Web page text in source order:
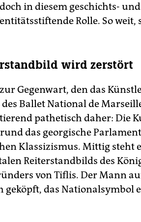
in diesem geschichts-
Rolle. So weit,
wird zerstört
Gegenwart, den das
des Ballet National de
pathetisch daher: Die
das georgische
Klassizismus. Mittig steht
Reiterstandbilds des
von Tiflis. Der Mann
geköpft, das Nationalsymbol